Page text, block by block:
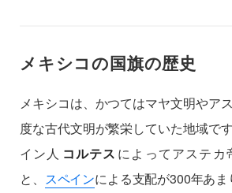
メキシコの国旗の歴史
メキシコは、かつてはマヤ文明やア
度な古代文明が繁栄していた地域で
イン人 コルテス によってアステカ
と、
スペインによる支配が300年あま